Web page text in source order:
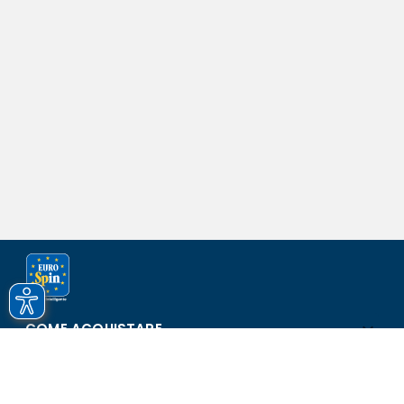
COME ACQUISTARE